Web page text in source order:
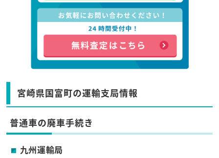
宮崎県国富町の運輸支局情報
普通車の廃車手続き
九州運輸局